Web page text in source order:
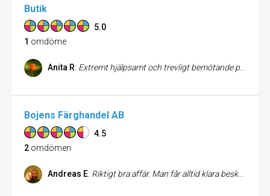
Butik
5.0
1 omdöme
Anita R: Extremt hjälpsamt och trevligt bemötande på Flugger färg i Norrtälje. De blandar till precis den färg man vill ha.
Bojens Färghandel AB
4.5
2 omdömen
Andreas E: Riktigt bra affär. Man får alltid klara besked om hur man ska göra och inte göra, och vad man ska använda för produkt. En av de få färghandlarna som faktiskt vet något om måleri och om produkterna. Fast som förra talaren antydde: det kan vara lång kö och ta tid.